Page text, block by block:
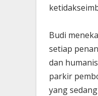
Budi
setiap
dan
parkir
yang